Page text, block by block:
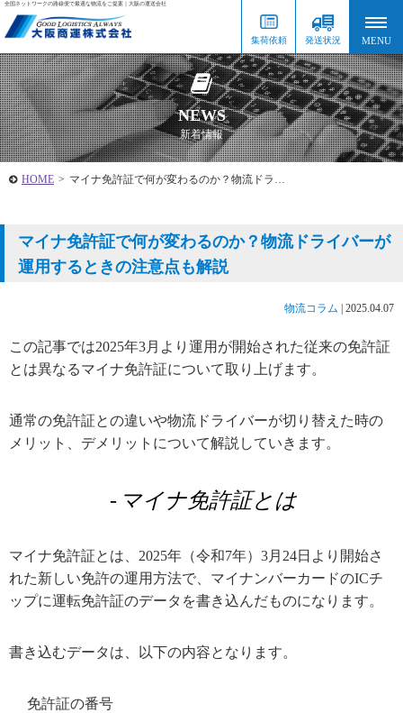
全国ネットワークの路線便で最適な物流をご提案｜大阪の運送会社
集荷依頼 発送状況
NEWS
新着情報
HOME > マイナ免許証で何が変わるのか？物流ドラ…
マイナ免許証で何が変わるのか？物流ドライバーが
運用するときの注意点も解説
物流コラム 2025.04.07
この記事では2025年3月より運用が開始された従来の免許証
とは異なるマイナ免許証について取り上げます。
通常の免許証との違いや物流ドライバーが切り替えた時の
メリット、デメリットについて解説していきます。
マイナ免許証とは
マイナ免許証とは、2025年（令和7年）3月24日より開始さ
れた新しい免許の運用方法で、マイナンバーカードのICチ
ップに運転免許証のデータを書き込んだものになります。
書き込むデータは、以下の内容となります。
免許証の番号